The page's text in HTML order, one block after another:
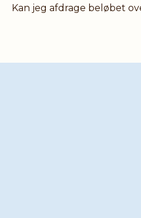
Kan jeg afdrage beløbet